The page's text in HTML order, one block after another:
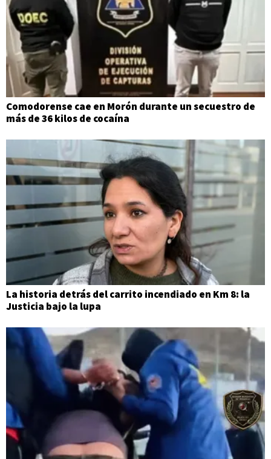
Comodorense cae en Morón durante un secuestro de
más de 36 kilos de cocaína
La historia detrás del carrito incendiado en Km 8: la
Justicia bajo la lupa